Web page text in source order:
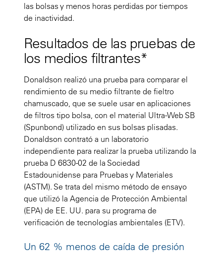
las bolsas y menos horas perdidas por tiempos
de inactividad.
Resultados de las pruebas de
los medios filtrantes*
Donaldson realizó una prueba para comparar el
rendimiento de su medio filtrante de fieltro
chamuscado, que se suele usar en aplicaciones
de filtros tipo bolsa, con el material Ultra-Web SB
(Spunbond) utilizado en sus bolsas plisadas.
Donaldson contrató a un laboratorio
independiente para realizar la prueba utilizando la
prueba D 6830-02 de la Sociedad
Estadounidense para Pruebas y Materiales
(ASTM). Se trata del mismo método de ensayo
que utilizó la Agencia de Protección Ambiental
(EPA) de EE. UU. para su programa de
verificación de tecnologías ambientales (ETV).
Un 62 % menos de caída de presión